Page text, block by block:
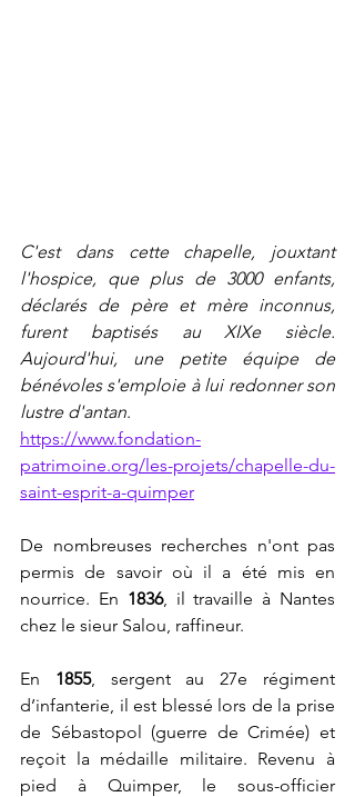
C'est dans cette chapelle, jouxtant
l'hospice, que plus de 3000 enfants,
déclarés de père et mère inconnus,
furent baptisés au XIXe siècle.
Aujourd'hui, une petite équipe de
bénévoles s'emploie à lui redonner son
lustre d'antan.
https://www.fondation-
patrimoine.org/les-projets/chapelle-du-
saint-esprit-a-quimper
De nombreuses recherches n'ont pas
permis de savoir où il a été mis en
nourrice. En 1836, il travaille à Nantes
chez le sieur Salou, raffineur.
En 1855, sergent au 27e régiment
d’infanterie, il est blessé lors de la prise
de Sébastopol (guerre de Crimée) et
reçoit la médaille militaire. Revenu à
pied à Quimper, le sous-officier